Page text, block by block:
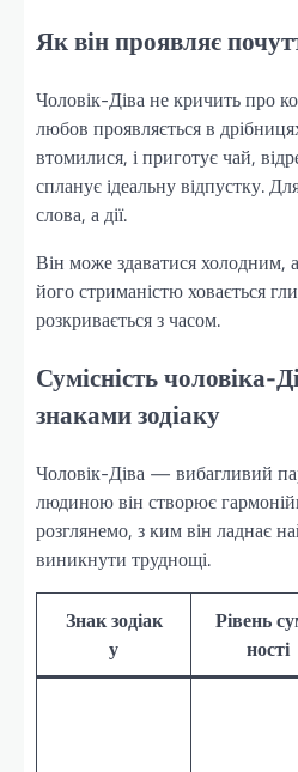
Як він проявляє
Чоловік-Діва не кричить про
любов проявляється в
втомилися, і приготує чай,
спланує ідеальну відпустку.
слова, а дії.
Він може здаватися холодним,
його стриманістю ховається
розкривається з часом.
Сумісність чоловіка-
знаками зодіаку
Чоловік-Діва — вибагливий
людиною він створює
розглянемо, з ким він ладнає
виникнути труднощі.
Знак зодіак
у
Рівень
ності